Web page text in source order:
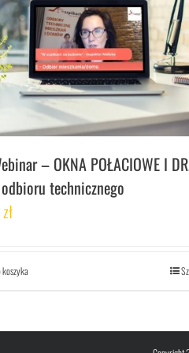
– OKNA POŁACIOWE I
technicznego
zł